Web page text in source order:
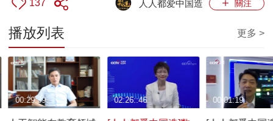
137 關注
人人都爱中国造
播放列表 更多 >
00:29:39 02:26::46 00:01:19